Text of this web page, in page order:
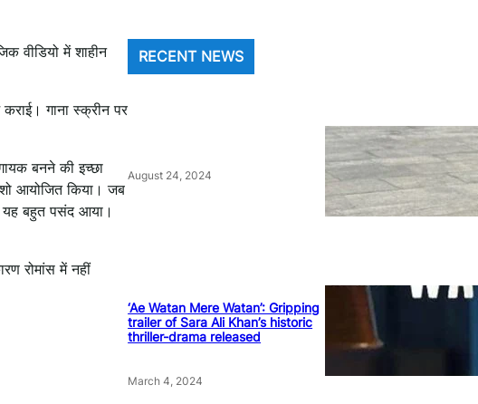
वीडियो में शाहीन
गाना स्क्रीन पर
बनने की इच्छा
आयोजित किया। जब
यह बहुत पसंद आया।
रोमांस में नहीं
RECENT NEWS
August 24, 2024
‘Ae Watan Mere Watan’: Gripping
trailer of Sara Ali Khan’s historic
thriller-drama released
March 4, 2024